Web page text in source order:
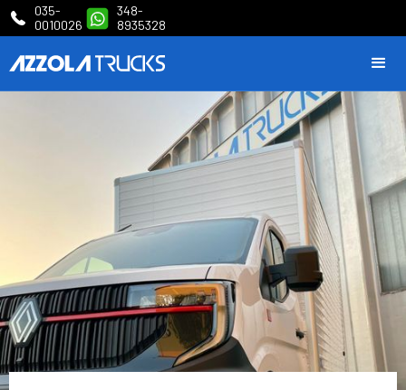
035-
0010026
348-
8935328